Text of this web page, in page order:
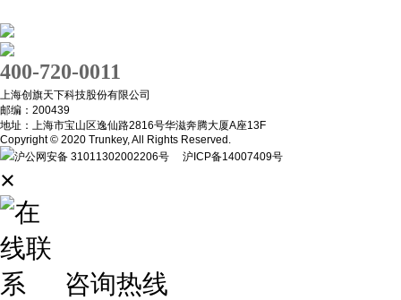
400-720-0011
上海创旗天下科技股份有限公司
邮编：200439
地址：上海市宝山区逸仙路2816号华滋奔腾大厦A座13F
Copyright © 2020 Trunkey, All Rights Reserved.
沪公网安备 31011302002206号
沪ICP备14007409号
×
咨询热线